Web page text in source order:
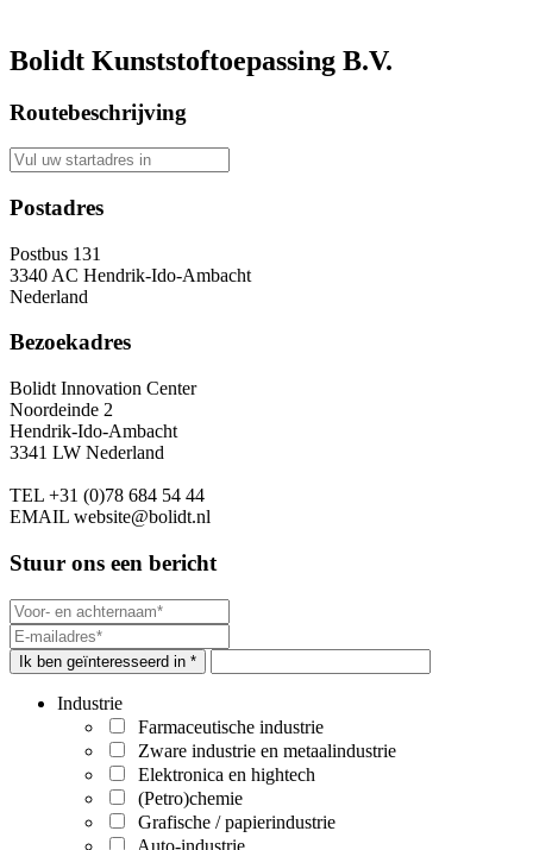
Bolidt Kunststoftoepassing B.V.
Routebeschrijving
Postadres
Postbus 131
3340 AC Hendrik-Ido-Ambacht
Nederland
Bezoekadres
Bolidt Innovation Center
Noordeinde 2
Hendrik-Ido-Ambacht
3341 LW Nederland
TEL +31 (0)78 684 54 44
EMAIL website@bolidt.nl
Stuur ons een bericht
Ik ben geïnteresseerd in *
Industrie
Farmaceutische industrie
Zware industrie en metaalindustrie
Elektronica en hightech
(Petro)chemie
Grafische / papierindustrie
Auto-industrie